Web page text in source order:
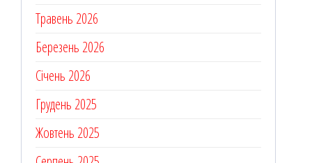
Травень 2026
Березень 2026
Січень 2026
Грудень 2025
Жовтень 2025